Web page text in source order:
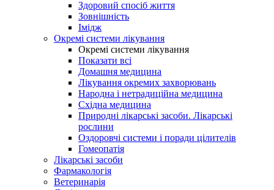
Здоровий спосіб життя
Зовнішність
Імідж
Окремі системи лікування
Окремі системи лікування
Показати всі
Домашня медицина
Лікування окремих захворювань
Народна і нетрадиційна медицина
Східна медицина
Природні лікарські засоби. Лікарські
рослини
Оздоровчі системи і поради цілителів
Гомеопатія
Лікарські засоби
Фармакологія
Ветеринарія